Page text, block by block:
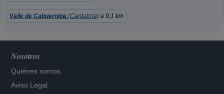
Valle de Cabuerniga (Cantabria) a 9,1 km
Nosotros
Quiénes somos
Aviso Legal